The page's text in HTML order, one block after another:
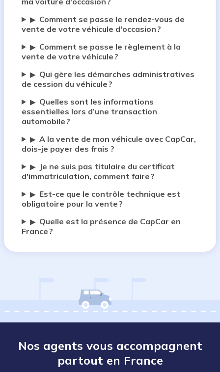
▶ Comment se passe le rendez-vous de
vente de votre véhicule d'occasion ?
▶ Comment se passe le règlement à la
vente de votre véhicule ?
▶ Qui gère les démarches administratives
de cession du véhicule ?
▶ Quelles sont les informations
essentielles lors d’une transaction
automobile ?
▶ A la vente de mon véhicule avec CapCar,
dois-je payer des frais ?
▶
Je ne suis pas titulaire du certificat
d'immatriculation, comment faire ?
▶ Est-ce que le contrôle technique est
obligatoire pour la vente ?
▶ Quelle est la présence de CapCar en
France ?
Nos agents vous accompagnent
partout en France